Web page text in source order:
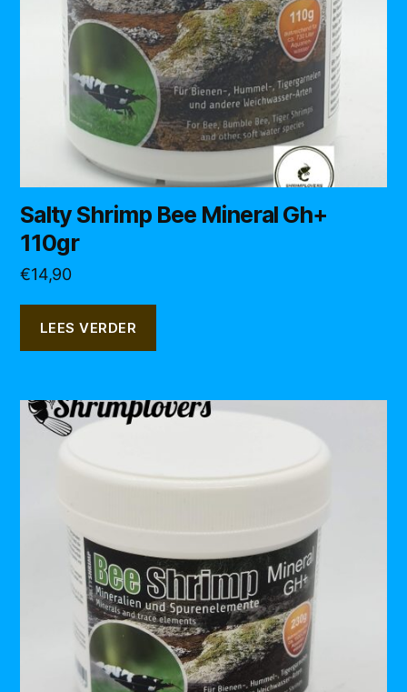
Salty Shrimp Bee Mineral Gh+
110gr
€14,90
LEES VERDER